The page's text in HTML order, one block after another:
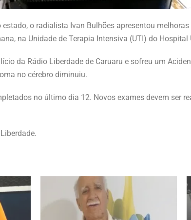
o radialista Ivan Bulhões apresentou
na Unidade de Terapia Intensiva (UTI) do Hospital
da Rádio Liberdade de Caruaru e sofreu um
no cérebro diminuiu.
no último dia 12. Novos exames devem ser